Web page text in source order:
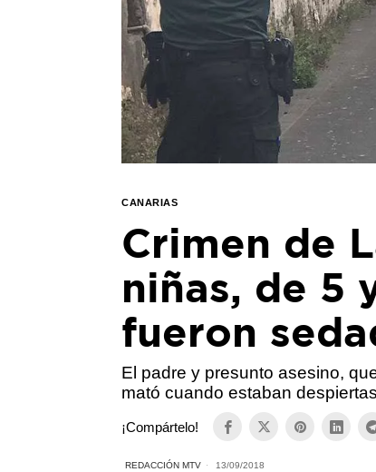
CANARIAS
Crimen de
niñas, de 5
fueron
El padre y presunto asesino,
mató cuando estaban despiertas
¡Compártelo!
REDACCIÓN MTV 13/09/2018